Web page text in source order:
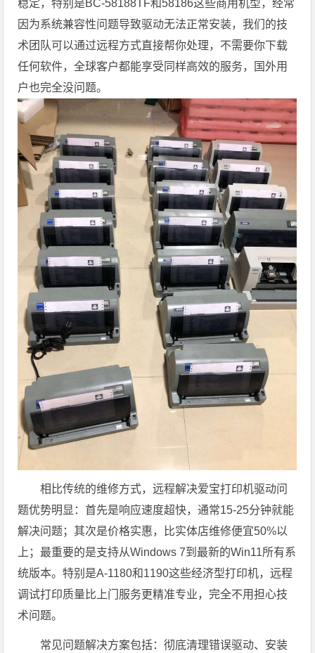
稳定，特别是BC-58188TF和58186这些商用机型，经常
因为系统兼容性问题导致驱动无法正常安装，我们的技
术团队可以通过远程方式直接帮你处理，不需要你下载
任何软件，全球客户都能享受同样高效的服务，国外用
户也完全没问题。
相比传统的维修方式，远程解决爱宝打印机驱动问
题优势明显：首先是响应速度超快，通常15-25分钟就能
解决问题；其次是价格实惠，比实体店维修便宜50%以
上；最重要的是支持从Windows 7到最新的Win11所有系
统版本。特别是A-1180和1190这些经济型打印机，远程
调试打印质量比上门服务更精准专业，完全不用担心技
术问题。
常见问题解决方案包括：彻底清理错误驱动、安装